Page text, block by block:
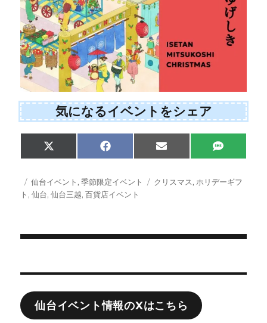
気になるイベントをシェア
Share
on
X
(
w
t
)
Share
on
F
a
e
b
o
Share
on
E
m
i
l
Share
on
S
M
投
稿
カ
テ
仙台イベント,季節限定イベント
タ
クリスマス,ホリデーギフ
ト,仙台,仙台三越,百貨店イベント
稿
ナ
ビ仙台イベント情報のXはこちら